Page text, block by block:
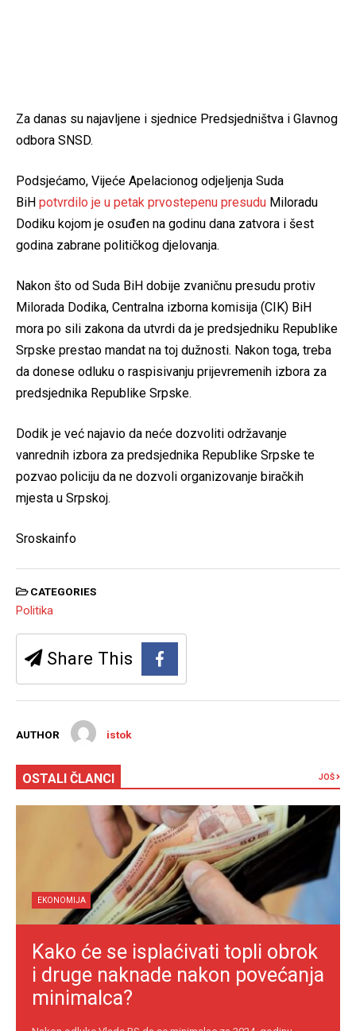
Za danas su najavljene i sjednice Predsjedništva i Glavnog
odbora SNSD.
Podsjećamo, Vijeće Apelacionog odjeljenja Suda
BiH potvrdilo je u petak prvostepenu presudu Miloradu
Dodiku kojom je osuđen na godinu dana zatvora i šest
godina zabrane političkog djelovanja.
Nakon što od Suda BiH dobije zvaničnu presudu protiv
Milorada Dodika, Centralna izborna komisija (CIK) BiH
mora po sili zakona da utvrdi da je predsjedniku Republike
Srpske prestao mandat na toj dužnosti. Nakon toga, treba
da donese odluku o raspisivanju prijevremenih izbora za
predsjednika Republike Srpske.
Dodik je već najavio da neće dozvoliti održavanje
vanrednih izbora za predsjednika Republike Srpske te
pozvao policiju da ne dozvoli organizovanje biračkih
mjesta u Srpskoj.
Sroskainfo
CATEGORIES
Politika
Share This
AUTHOR istok
OSTALI ČLANCI JOŠ
EKONOMIJA
Kako će se isplaćivati topli obrok
i druge naknade nakon povećanja
minimalca?